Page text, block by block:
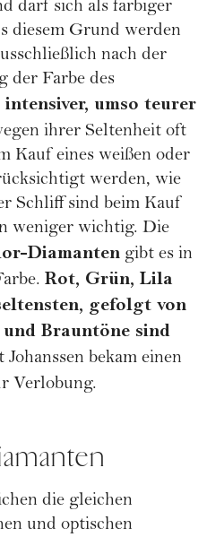
darf sich als farbiger
diesem Grund werden
nach der
der Farbe des
intensiver, umso teurer
ihrer Seltenheit oft
Kauf eines weißen oder
werden, wie
Schliff sind beim Kauf
weniger wichtig. Die
Diamanten gibt es in
Rot, Grün, Lila
gefolgt von
Brauntöne sind
Johanssen bekam einen
Verlobung.
die gleichen
und optischen